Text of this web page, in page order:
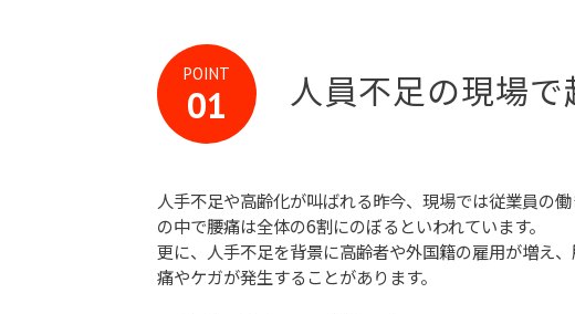
POINT 人員不足の現場
人手不足や高齢化が叫ばれる昨今、現場では従業員の
の中で腰痛は全体の6割にのぼるといわれています。
更に、人手不足を背景に高齢者や外国籍の雇用が増え
痛やケガが発生することがあります。